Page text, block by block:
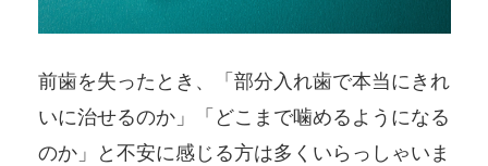
前歯を失ったとき、「部分入れ歯で本当にきれ
いに治せるのか」「どこまで噛めるようになる
のか」と不安に感じる方は多くいらっしゃいま